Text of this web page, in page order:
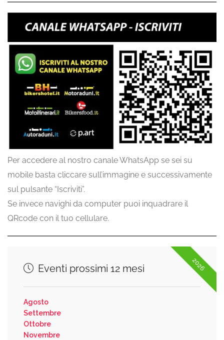
Per accedere al nostro canale WhatsApp se sei su
mobile basta cliccare sull’immagine e successivamente
sul pulsante “Iscriviti”.
Se invece navighi da computer puoi inquadrare il
QRcode con il tuo cellulare.
2026
Eventi prossimi 12 mesi
Agosto
Settembre
Ottobre
Novembre